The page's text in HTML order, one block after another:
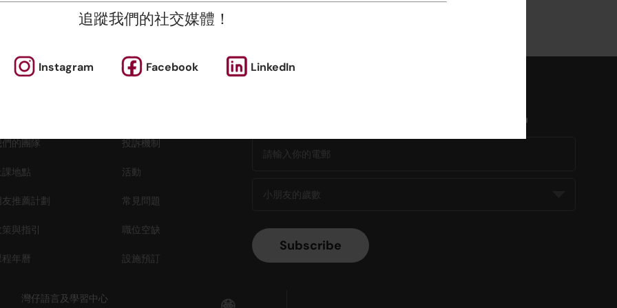
追蹤我們的社交媒體！
Instagram Facebook LinkedIn
的團隊 投訴機制
地點 活動
推薦計劃 常見問題
與指引 職位空缺
年曆 設施預訂
立即訂閱以獲得特別優惠和最新資訊
灣仔語言及學習中心